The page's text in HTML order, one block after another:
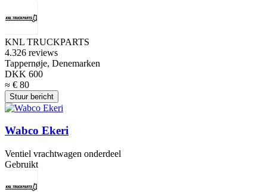
KNL TRUCKPARTS
4.326 reviews
Tappernøje, Denemarken
DKK 600
≈ € 80
Stuur bericht
Wabco Ekeri
Ventiel vrachtwagen onderdeel
Gebruikt